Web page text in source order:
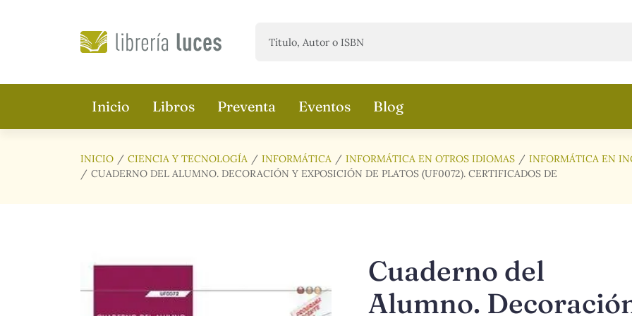
Inicio Libros Preventa Eventos Blog
INICIO CIENCIA Y TECNOLOGÍA INFORMÁTICA INFORMÁTICA EN OTROS IDIOMAS
INFORMÁTICA EN
CUADERNO DEL ALUMNO. DECORACIÓN Y EXPOSICIÓN DE PLATOS (UF0072). CERTIFICADOS DE
Cuaderno del
Alumno.